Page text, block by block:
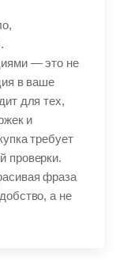
— это не
в ваше
для тех,
и
требует
проверки.
фраза
а не